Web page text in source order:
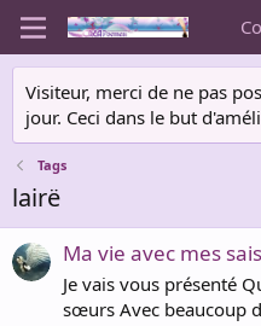
Visiteur, merci de ne pas
jour. Ceci dans le but
Tags
lairë
Ma vie avec mes
Je vais vous présenté
sœurs Avec beaucoup